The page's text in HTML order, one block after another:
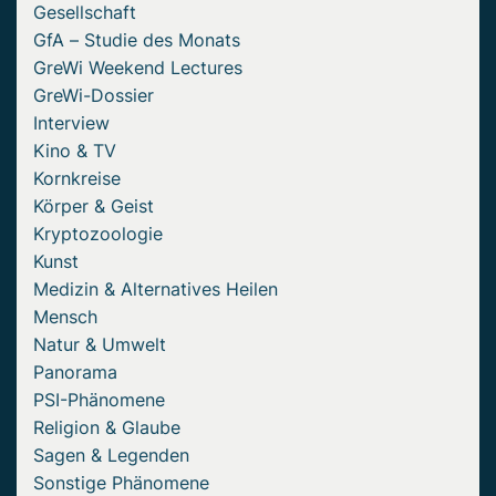
Gesellschaft
GfA – Studie des Monats
GreWi Weekend Lectures
GreWi-Dossier
Interview
Kino & TV
Kornkreise
Körper & Geist
Kryptozoologie
Kunst
Medizin & Alternatives Heilen
Mensch
Natur & Umwelt
Panorama
PSI-Phänomene
Religion & Glaube
Sagen & Legenden
Sonstige Phänomene